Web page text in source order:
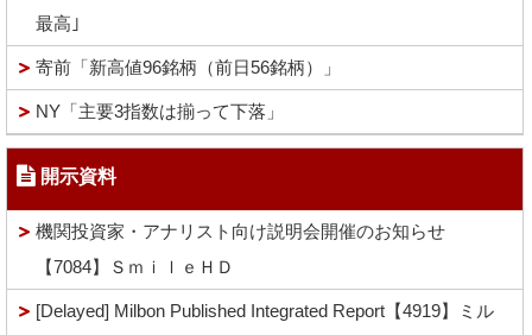
最高｣
寄前「新高値96銘柄（前日56銘柄）」
NY「主要3指数は揃って下落」
開示資料
機関投資家・アナリスト向け説明会開催のお知らせ
【7084】ＳｍｉｌｅＨＤ
[Delayed] Milbon Published Integrated Report【4919】ミル